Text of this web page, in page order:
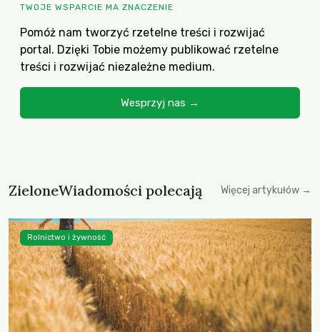
TWOJE WSPARCIE MA ZNACZENIE
Pomóż nam tworzyć rzetelne treści i rozwijać
portal. Dzięki Tobie możemy publikować rzetelne
treści i rozwijać niezależne medium.
Wesprzyj nas →
ZieloneWiadomości polecają Więcej artykułów →
Rolnictwo i żywność